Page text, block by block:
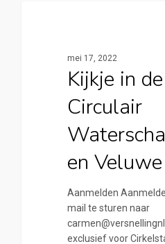
mei 17, 2022
Kijkje in
Circulair
en Veluwe
Aanmelden
mail te sturen naar
exclusief voor